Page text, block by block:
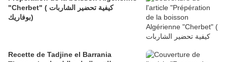
"Cherbet" ( كيفية تحضير الشاربات
(بوفاريك
Recette de Tadjine el Barrania